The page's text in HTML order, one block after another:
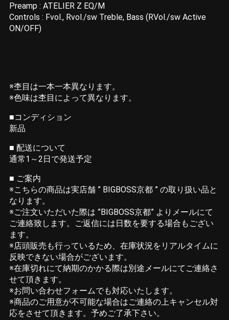
Preamp : ATELIER Z EQ/M
Controls : Fvol., Rvol./sw Treble, Bass (RVol./sw Active
ON/OFF)
※杢目は一本一本異なります。
※色味は杢目によって異なります。
■コンディション
新品
■ 配送について
通常1～2日で発送予定
■ ご案内
※こちらの商品は実店舗 ” BIGBOSS京都 ” の取り扱い品と
なります。
※ご注文いただいた際は ”BIGBOSS京都” よりメールにて
ご連絡致します。ご返信には日数を要する場合もござい
ます。
※店頭販売も行っているため、在庫状況をリアルタイムに
反映できない場合がございます。
※在庫切れにて納期のかかる際は別途メールにてご連絡さ
せて頂きます。
※お問い合わせフォームでも対応いたします。
※商品のご用意が不可能な場合はご連絡の上キャンセル対
応をさせて頂きます。予めご了承下さい。